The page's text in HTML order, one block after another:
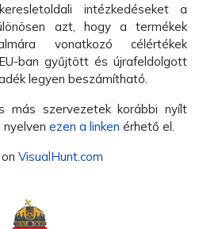
intézkedéseket a
azt, hogy a termékek
vonatkozó célértékek
ban gyűjtött és újrafeldolgott
legyen beszámítható.
más szervezetek korábbi nyílt
ezen a linken érhető el.
on VisualHunt.com